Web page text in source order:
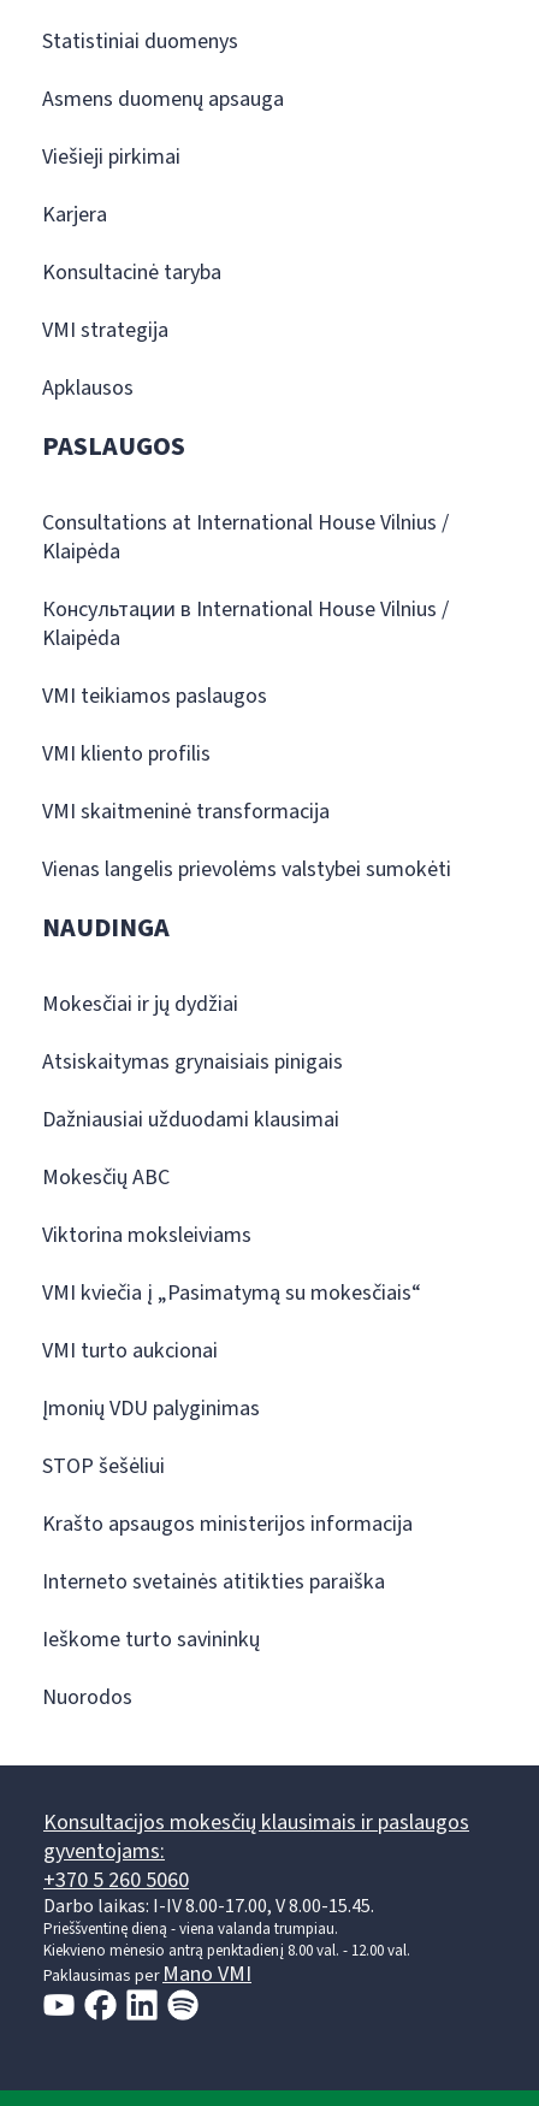
Statistiniai duomenys
Asmens duomenų apsauga
Viešieji pirkimai
Karjera
Konsultacinė taryba
VMI strategija
Apklausos
PASLAUGOS
Consultations at International House Vilnius /
Klaipėda
Консультации в International House Vilnius /
Klaipėda
VMI teikiamos paslaugos
VMI kliento profilis
VMI skaitmeninė transformacija
Vienas langelis prievolėms valstybei sumokėti
NAUDINGA
Mokesčiai ir jų dydžiai
Atsiskaitymas grynaisiais pinigais
Dažniausiai užduodami klausimai
Mokesčių ABC
Viktorina moksleiviams
VMI kviečia į „Pasimatymą su mokesčiais“
VMI turto aukcionai
Įmonių VDU palyginimas
STOP šešėliui
Krašto apsaugos ministerijos informacija
Interneto svetainės atitikties paraiška
Ieškome turto savininkų
Nuorodos
Konsultacijos mokesčių klausimais ir paslaugos
gyventojams:
+370 5 260 5060
Darbo laikas: I-IV 8.00-17.00, V 8.00-15.45.
Prieššventinę dieną - viena valanda trumpiau.
Kiekvieno mėnesio antrą penktadienį 8.00 val. - 12.00 val.
Paklausimas perMano VMI